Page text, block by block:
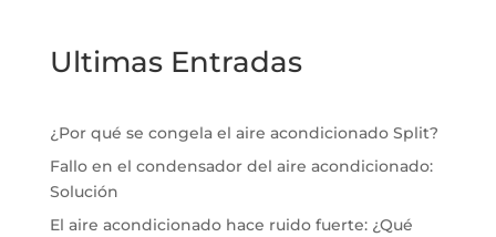
Ultimas Entradas
¿Por qué se congela el aire acondicionado Split?
Fallo en el condensador del aire acondicionado:
Solución
El aire acondicionado hace ruido fuerte: ¿Qué